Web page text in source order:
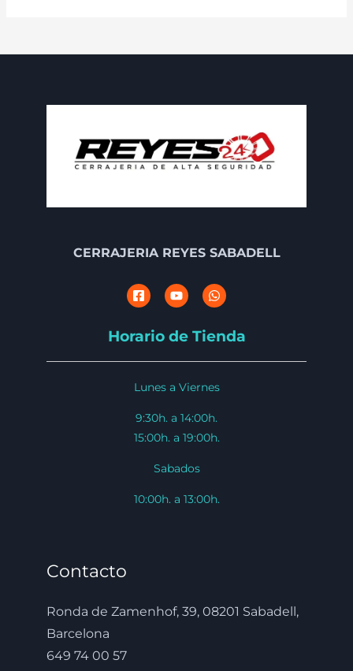
CERRAJERIA REYES SABADELL
Horario de Tienda
Lunes a Viernes
9:30h. a 14:00h.
15:00h. a 19:00h.
Sabados
10:00h. a 13:00h.
Contacto
Ronda de Zamenhof, 39, 08201 Sabadell,
Barcelona
649 74 00 57